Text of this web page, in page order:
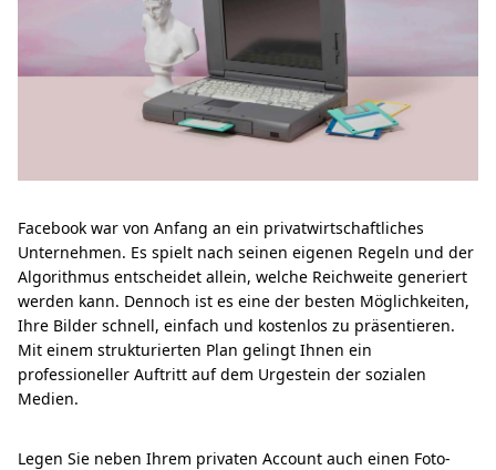
Facebook war von Anfang an ein privatwirtschaftliches
Unternehmen. Es spielt nach seinen eigenen Regeln und der
Algorithmus entscheidet allein, welche Reichweite generiert
werden kann. Dennoch ist es eine der besten Möglichkeiten,
Ihre Bilder schnell, einfach und kostenlos zu präsentieren.
Mit einem strukturierten Plan gelingt Ihnen ein
professioneller Auftritt auf dem Urgestein der sozialen
Medien.
Legen Sie neben Ihrem privaten Account auch einen Foto-